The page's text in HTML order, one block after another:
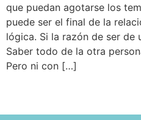
que puedan agotarse los
puede ser el final de la
lógica. Si la razón de ser de
Saber todo de la otra
Pero ni con […]